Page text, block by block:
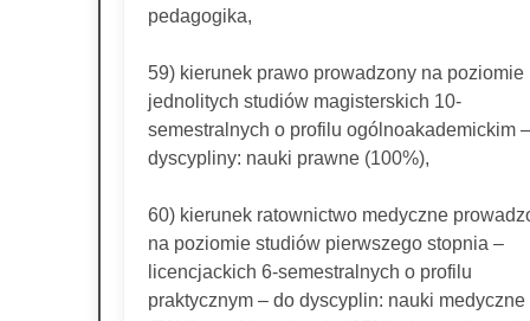
pedagogika,
59) kierunek prawo prowadzony na poziomie
jednolitych studiów magisterskich 10-
semestralnych o profilu ogólnoakademickim
dyscypliny: nauki prawne (100%),
60) kierunek ratownictwo medyczne
na poziomie studiów pierwszego stopnia –
licencjackich 6-semestralnych o profilu
praktycznym – do dyscyplin: nauki medyczne